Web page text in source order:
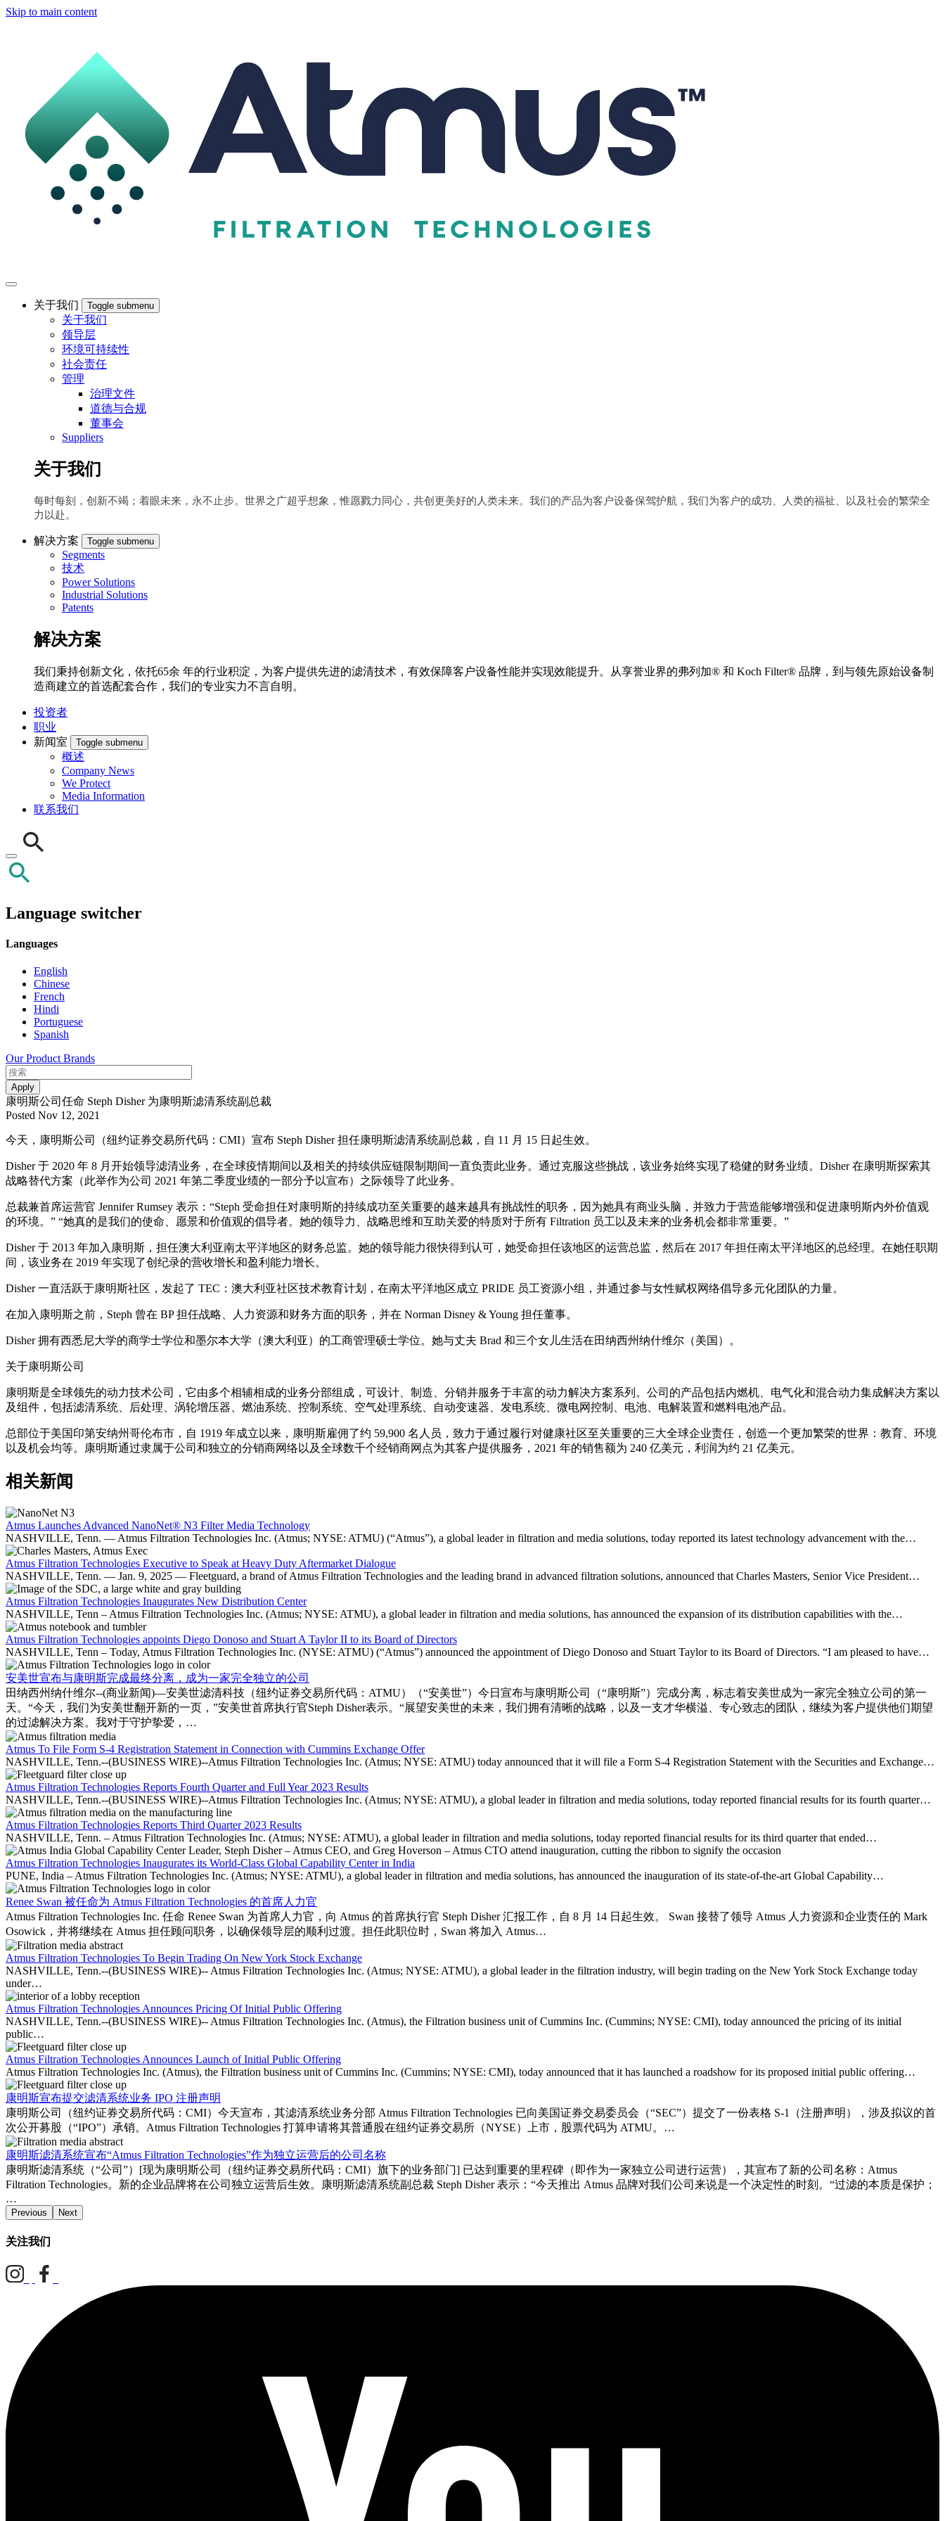
Skip to main content
关于我们 Toggle submenu
关于我们
领导层
环境可持续性
社会责任
管理
治理文件
道德与合规
董事会
Suppliers
关于我们
每时每刻，创新不竭；着眼未来，永不止步。世界之广超乎想象，惟愿戮力同心，共创更美好的人类未来。我们的产品为客户设备保驾护航，我们为客户的成功、人类的福祉、以及社会的繁荣全
力以赴。
解决方案 Toggle submenu
Segments
技术
Power Solutions
Industrial Solutions
Patents
解决方案
我们秉持创新文化，依托65余 年的行业积淀，为客户提供先进的滤清技术，有效保障客户设备性能并实现效能提升。从享誉业界的弗列加® 和 Koch Filter® 品牌，到与领先原始设备制
造商建立的首选配套合作，我们的专业实力不言自明。
投资者
职业
新闻室
Toggle submenu
概述
Company News
We Protect
Media Information
联系我们
Language switcher
Languages
English
Chinese
French
Hindi
Portuguese
Spanish
Our Product Brands
康明斯公司任命 Steph Disher 为康明斯滤清系统副总裁
Posted Nov 12, 2021
今天，康明斯公司（纽约证券交易所代码：CMI）宣布 Steph Disher 担任康明斯滤清系统副总裁，自 11 月 15 日起生效。
Disher 于 2020 年 8 月开始领导滤清业务，在全球疫情期间以及相关的持续供应链限制期间一直负责此业务。通过克服这些挑战，该业务始终实现了稳健的财务业绩。Disher 在康明斯探索其
战略替代方案（此举作为公司 2021 年第二季度业绩的一部分予以宣布）之际领导了此业务。
总裁兼首席运营官 Jennifer Rumsey 表示：“Steph 受命担任对康明斯的持续成功至关重要的越来越具有挑战性的职务，因为她具有商业头脑，并致力于营造能够增强和促进康明斯内外价值观
的环境。” “她真的是我们的使命、愿景和价值观的倡导者。她的领导力、战略思维和互助关爱的特质对于所有 Filtration 员工以及未来的业务机会都非常重要。”
Disher 于 2013 年加入康明斯，担任澳大利亚南太平洋地区的财务总监。她的领导能力很快得到认可，她受命担任该地区的运营总监，然后在 2017 年担任南太平洋地区的总经理。在她任职期
间，该业务在 2019 年实现了创纪录的营收增长和盈利能力增长。
Disher 一直活跃于康明斯社区，发起了 TEC：澳大利亚社区技术教育计划，在南太平洋地区成立 PRIDE 员工资源小组，并通过参与女性赋权网络倡导多元化团队的力量。
在加入康明斯之前，Steph 曾在 BP 担任战略、人力资源和财务方面的职务，并在 Norman Disney & Young 担任董事。
Disher 拥有西悉尼大学的商学士学位和墨尔本大学（澳大利亚）的工商管理硕士学位。她与丈夫 Brad 和三个女儿生活在田纳西州纳什维尔（美国）。
关于康明斯公司
康明斯是全球领先的动力技术公司，它由多个相辅相成的业务分部组成，可设计、制造、分销并服务于丰富的动力解决方案系列。公司的产品包括内燃机、电气化和混合动力集成解决方案以
及组件，包括滤清系统、后处理、涡轮增压器、燃油系统、控制系统、空气处理系统、自动变速器、发电系统、微电网控制、电池、电解装置和燃料电池产品。
总部位于美国印第安纳州哥伦布市，自 1919 年成立以来，康明斯雇佣了约 59,900 名人员，致力于通过履行对健康社区至关重要的三大全球企业责任，创造一个更加繁荣的世界：教育、环境
以及机会均等。康明斯通过隶属于公司和独立的分销商网络以及全球数千个经销商网点为其客户提供服务，2021 年的销售额为 240 亿美元，利润为约 21 亿美元。
相关新闻
Atmus Launches Advanced NanoNet® N3 Filter Media Technology
NASHVILLE, Tenn. — Atmus Filtration Technologies Inc. (Atmus; NYSE: ATMU) (“Atmus”), a global leader in filtration and media solutions, today reported its latest technology advancement with the…
Atmus Filtration Technologies Executive to Speak at Heavy Duty Aftermarket Dialogue
NASHVILLE, Tenn. — Jan. 9, 2025 — Fleetguard, a brand of Atmus Filtration Technologies and the leading brand in advanced filtration solutions, announced that Charles Masters, Senior Vice President…
Atmus Filtration Technologies Inaugurates New Distribution Center
NASHVILLE, Tenn – Atmus Filtration Technologies Inc. (Atmus; NYSE: ATMU), a global leader in filtration and media solutions, has announced the expansion of its distribution capabilities with the…
Atmus Filtration Technologies appoints Diego Donoso and Stuart A Taylor II to its Board of Directors
NASHVILLE, Tenn – Today, Atmus Filtration Technologies Inc. (NYSE: ATMU) (“Atmus”) announced the appointment of Diego Donoso and Stuart Taylor to its Board of Directors. “I am pleased to have…
安美世宣布与康明斯完成最终分离，成为一家完全独立的公司
田纳西州纳什维尔--(商业新闻)—安美世滤清科技（纽约证券交易所代码：ATMU）（“安美世”）今日宣布与康明斯公司（“康明斯”）完成分离，标志着安美世成为一家完全独立公司的第一
天。“今天，我们为安美世翻开新的一页，”安美世首席执行官Steph Disher表示。“展望安美世的未来，我们拥有清晰的战略，以及一支才华横溢、专心致志的团队，继续为客户提供他们期望
的过滤解决方案。我对于守护挚爱，…
Atmus To File Form S-4 Registration Statement in Connection with Cummins Exchange Offer
NASHVILLE, Tenn.--(BUSINESS WIRE)--Atmus Filtration Technologies Inc. (Atmus; NYSE: ATMU) today announced that it will file a Form S-4 Registration Statement with the Securities and Exchange…
Atmus Filtration Technologies Reports Fourth Quarter and Full Year 2023 Results
NASHVILLE, Tenn.--(BUSINESS WIRE)--Atmus Filtration Technologies Inc. (Atmus; NYSE: ATMU), a global leader in filtration and media solutions, today reported financial results for its fourth quarter…
Atmus Filtration Technologies Reports Third Quarter 2023 Results
NASHVILLE, Tenn. – Atmus Filtration Technologies Inc. (Atmus; NYSE: ATMU), a global leader in filtration and media solutions, today reported financial results for its third quarter that ended…
Atmus Filtration Technologies Inaugurates its World-Class Global Capability Center in India
PUNE, India – Atmus Filtration Technologies Inc. (Atmus; NYSE: ATMU), a global leader in filtration and media solutions, has announced the inauguration of its state-of-the-art Global Capability…
Renee Swan 被任命为 Atmus Filtration Technologies 的首席人力官
Atmus Filtration Technologies Inc. 任命 Renee Swan 为首席人力官，向 Atmus 的首席执行官 Steph Disher 汇报工作，自 8 月 14 日起生效。 Swan 接替了领导 Atmus 人力资源和企业责任的 Mark
Osowick，并将继续在 Atmus 担任顾问职务，以确保领导层的顺利过渡。担任此职位时，Swan 将加入 Atmus…
Atmus Filtration Technologies To Begin Trading On New York Stock Exchange
NASHVILLE, Tenn.--(BUSINESS WIRE)-- Atmus Filtration Technologies Inc. (Atmus; NYSE: ATMU), a global leader in the filtration industry, will begin trading on the New York Stock Exchange today
under…
Atmus Filtration Technologies Announces Pricing Of Initial Public Offering
NASHVILLE, Tenn.--(BUSINESS WIRE)-- Atmus Filtration Technologies Inc. (Atmus), the Filtration business unit of Cummins Inc. (Cummins; NYSE: CMI), today announced the pricing of its initial
public…
Atmus Filtration Technologies Announces Launch of Initial Public Offering
Atmus Filtration Technologies Inc. (Atmus), the Filtration business unit of Cummins Inc. (Cummins; NYSE: CMI), today announced that it has launched a roadshow for its proposed initial public offering…
康明斯宣布提交滤清系统业务 IPO 注册声明
康明斯公司（纽约证券交易所代码：CMI）今天宣布，其滤清系统业务分部 Atmus Filtration Technologies 已向美国证券交易委员会（“SEC”）提交了一份表格 S-1（注册声明），涉及拟议的首
次公开募股（“IPO”）承销。Atmus Filtration Technologies 打算申请将其普通股在纽约证券交易所（NYSE）上市，股票代码为 ATMU。…
康明斯滤清系统宣布“Atmus Filtration Technologies”作为独立运营后的公司名称
康明斯滤清系统（“公司”）[现为康明斯公司（纽约证券交易所代码：CMI）旗下的业务部门] 已达到重要的里程碑（即作为一家独立公司进行运营），其宣布了新的公司名称：Atmus
Filtration Technologies。新的企业品牌将在公司独立运营后生效。康明斯滤清系统副总裁 Steph Disher 表示：“今天推出 Atmus 品牌对我们公司来说是一个决定性的时刻。“过滤的本质是保护；
…
Previous Next
关注我们